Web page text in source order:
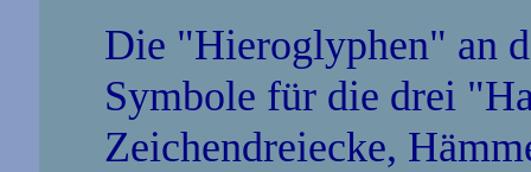
Die "Hieroglyphen" an
Symbole für die drei
Zeichendreiecke,